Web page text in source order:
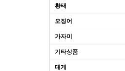
황태
오징어
가자미
기타상품
대게